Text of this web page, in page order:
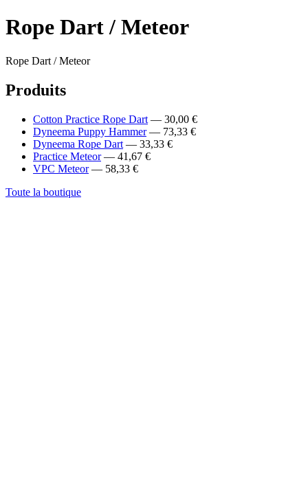
Rope Dart / Meteor
Rope Dart / Meteor
Produits
Cotton Practice Rope Dart — 30,00 €
Dyneema Puppy Hammer— 73,33 €
Dyneema Rope Dart — 33,33 €
Practice Meteor— 41,67 €
VPC Meteor— 58,33 €
Toute la boutique